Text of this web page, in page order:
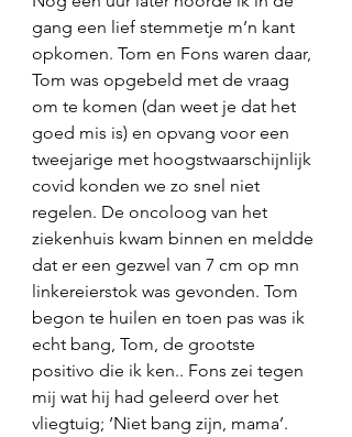
gang een lief stemmetje m’n kant
opkomen. Tom en Fons waren daar,
Tom was opgebeld met de vraag
om te komen (dan weet je dat het
goed mis is) en opvang voor een
tweejarige met hoogstwaarschijnlijk
covid konden we zo snel niet
regelen. De oncoloog van het
ziekenhuis kwam binnen en meldde
dat er een gezwel van 7 cm op mn
linkereierstok was gevonden. Tom
begon te huilen en toen pas was ik
echt bang, Tom, de grootste
positivo die ik ken.. Fons zei tegen
mij wat hij had geleerd over het
vliegtuig; ‘Niet bang zijn, mama’.